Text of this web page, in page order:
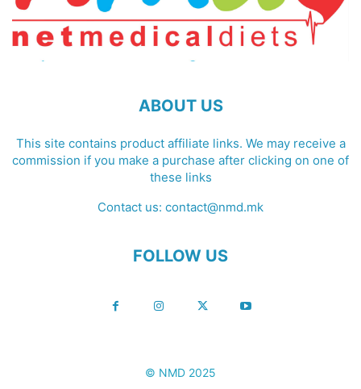
ABOUT US
This site contains product affiliate links. We may receive a
commission if you make a purchase after clicking on one of
these links
Contact us: contact@nmd.mk
FOLLOW US
© NMD 2025